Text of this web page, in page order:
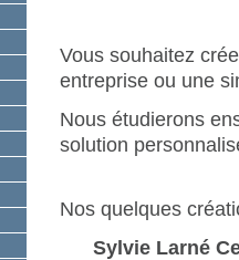
Vous souhaitez
entreprise ou une
Nous étudierons
solution
Nos quelques
Sylvie Larné